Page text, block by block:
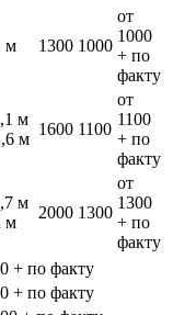
м 1300 1000
от
1000
+ по
факту
м
м
1600 1100
от
1100
+ по
факту
м
м
2000 1300
от
1300
+ по
факту
+ по факту
+ по факту